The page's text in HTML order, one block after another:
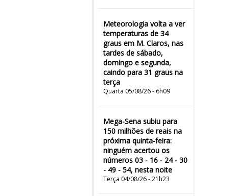
Meteorologia volta a ver
temperaturas de 34
graus em M. Claros, nas
tardes de sábado,
domingo e segunda,
caindo para 31 graus na
terça
Quarta 05/08/26 - 6h09
Mega-Sena subiu para
150 milhões de reais na
próxima quinta-feira:
ninguém acertou os
números 03 - 16 - 24 - 30
- 49 - 54, nesta noite
Terça 04/08/26 - 21h23